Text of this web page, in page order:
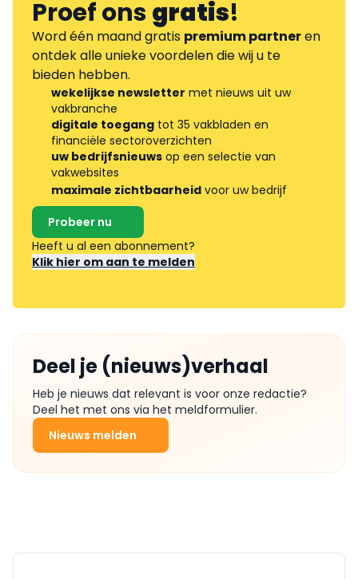
Proef onsgratis!
Word één maand gratis premium partneren
ontdek alle unieke voordelen die wij u te
bieden hebben.
wekelijkse newsletter met nieuws uit uw
vakbranche
digitale toegang tot 35 vakbladen en
financiële sectoroverzichten
uw bedrijfsnieuws op een selectie van
vakwebsites
maximale zichtbaarheid voor uw bedrijf
Probeer nu
Heeft u al een abonnement?
Klik hier om aan te melden
Deel je (nieuws)verhaal
Heb je nieuws dat relevant is voor onze redactie?
Deel het met ons via het meldformulier.
Nieuws melden